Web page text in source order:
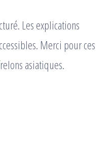
Les explications
Merci pour ces
asiatiques.